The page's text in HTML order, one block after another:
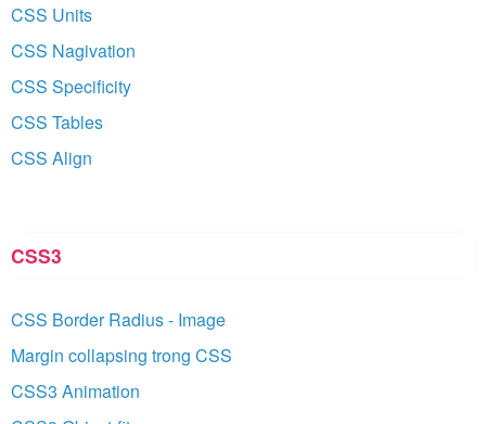
CSS Units
CSS Nagivation
CSS Specificity
CSS Tables
CSS Align
CSS3
CSS Border Radius - Image
Margin collapsing trong CSS
CSS3 Animation